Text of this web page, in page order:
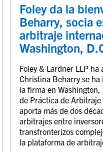
Foley da la
Beharry, socia
arbitraje
Washington,
Foley & Lardner LLP
Christina Beharry se
la firma en
de Práctica de
aporta más de dos
arbitrajes entre
transfronterizos
la plataforma de